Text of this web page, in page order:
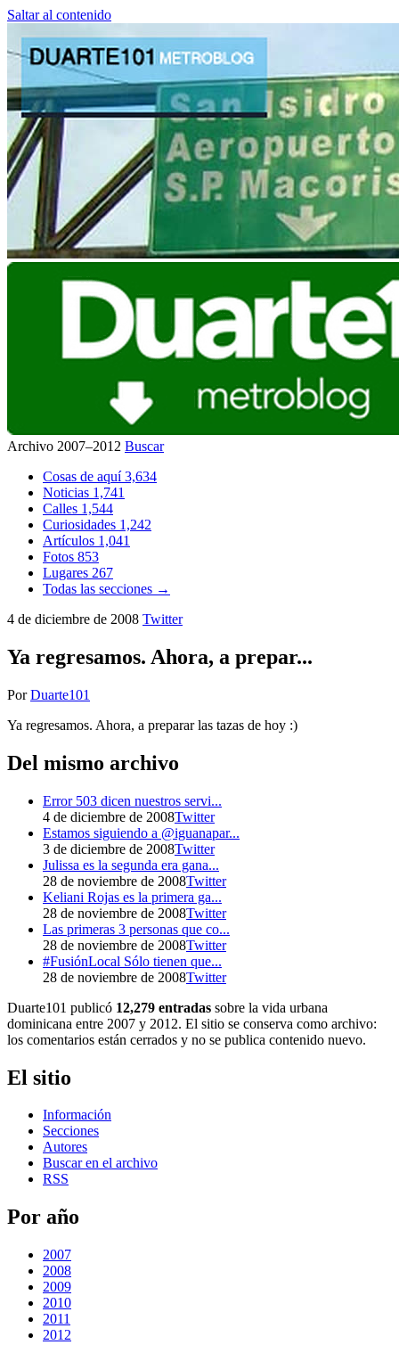
Saltar al contenido
Archivo 2007–2012 Buscar
Cosas de aquí3,634
Noticias 1,741
Calles 1,544
Curiosidades 1,242
Artículos 1,041
Fotos 853
Lugares 267
Todas las secciones →
4 de diciembre de 2008 Twitter
Ya regresamos. Ahora, a prepar...
PorDuarte101
Ya regresamos. Ahora, a preparar las tazas de hoy :)
Del mismo archivo
Error 503 dicen nuestros servi...
4 de diciembre de 2008Twitter
Estamos siguiendo a @iguanapar...
3 de diciembre de 2008Twitter
Julissa es la segunda era gana...
28 de noviembre de 2008Twitter
Keliani Rojas es la primera ga...
28 de noviembre de 2008Twitter
Las primeras 3 personas que co...
28 de noviembre de 2008Twitter
#FusiónLocal Sólo tienen que...
28 de noviembre de 2008Twitter
Duarte101 publicó 12,279 entradas sobre la vida urbana
dominicana entre 2007 y 2012. El sitio se conserva como archivo:
los comentarios están cerrados y no se publica contenido nuevo.
El sitio
Información
Secciones
Autores
Buscar en el archivo
RSS
Por año
2007
2008
2009
2010
2011
2012